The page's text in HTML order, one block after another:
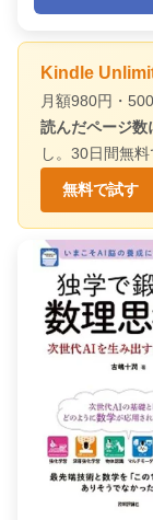
Kindle
月額980円・
読んだページ数
し。30日間無料
無料で試す